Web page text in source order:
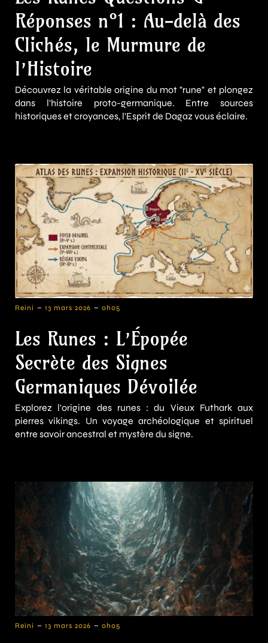
Réponses n°1 : Au-delà des
Clichés, le Murmure de
l’Histoire
Découvrez la véritable origine du mot "rune" et plongez
dans l'histoire proto-germanique. Entre sources
historiques et croyances, l'Esprit de Dagaz vous éclaire.
Reini - 13 mars 2026 - 0h05
Les Runes : L’Épopée
Secrète des Signes
Germaniques Dévoilée
Explorez l'origine des runes : du Vieux Futhark aux
pierres vikings. Un voyage archéologique et spirituel
entre savoir ancestral et mystère du signe.
Reini - 13 mars 2026 - 0h05